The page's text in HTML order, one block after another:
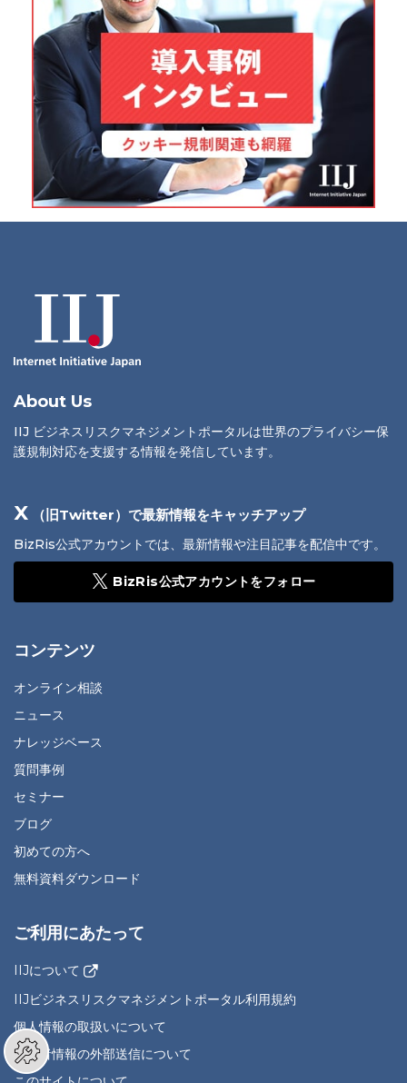
About Us
IIJ ビジネスリスクマネジメントポータルは世界のプライバシー保
護規制対応を支援する情報を発信しています。
X （旧Twitter）で最新情報をキャッチアップ
BizRis公式アカウントでは、最新情報や注目記事を配信中です。
BizRis公式アカウントをフォロー
コンテンツ
オンライン相談
ニュース
ナレッジベース
質問事例
セミナー
ブログ
初めての方へ
無料資料ダウンロード
ご利用にあたって
IIJについて
IIJビジネスリスクマネジメントポータル利用規約
個人情報の取扱いについて
利用者情報の外部送信について